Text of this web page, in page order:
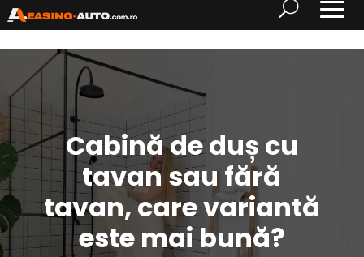
Cabină de duș cu
tavan sau fără
tavan, care variantă
este mai bună?